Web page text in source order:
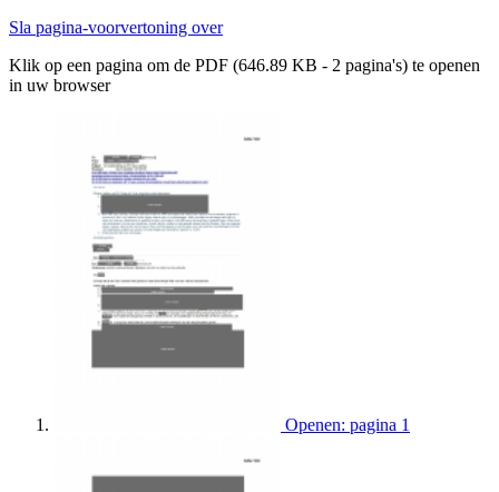
Sla pagina-voorvertoning over
Klik op een pagina om de PDF (646.89 KB - 2 pagina's) te openen
in uw browser
Openen: pagina 1